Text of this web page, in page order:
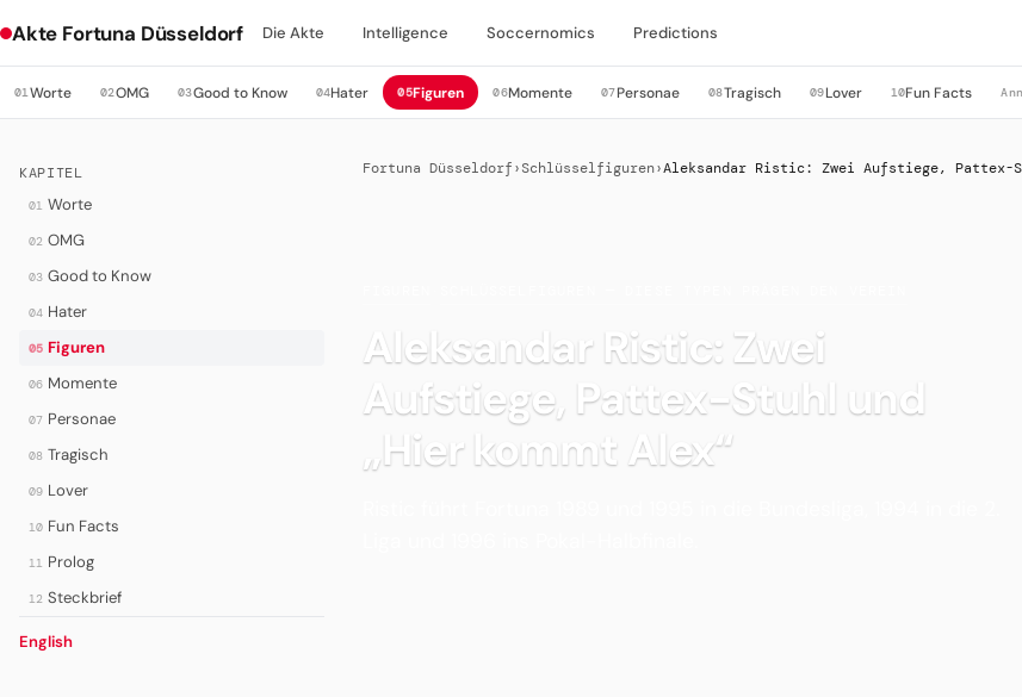
Akte Fortuna Düsseldorf Die Akte Intelligence Soccernomics Predictions
01Worte 02OMG 03Good to Know 04Hater 05Figuren 06Momente 07Personae 08Tragisch 09Lover 10Fun Facts
KAPITEL
01 Worte
02 OMG
03 Good to Know
04 Hater
05 Figuren
06 Momente
07 Personae
08 Tragisch
09 Lover
10 Fun Facts
11 Prolog
12 Steckbrief
English
Fortuna Düsseldorf › Schlüsselfiguren›Aleksandar Ristic: Zwei Aufstiege, Pattex-
Aleksandar Ristic: Zwei
Aufstiege, Pattex-Stuhl und
„Hier kommt Alex“